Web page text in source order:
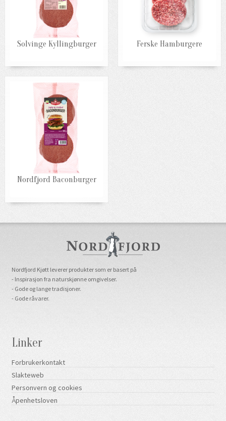
Solvinge Kyllingburger Ferske Hamburgere
Nordfjord Baconburger
Nordfjord Kjøtt leverer produkter som er basert på
- Inspirasjon fra naturskjønne omgivelser.
- Gode og lange tradisjoner.
- Gode råvarer.
Linker
Forbrukerkontakt
Slakteweb
Personvern og cookies
Åpenhetsloven